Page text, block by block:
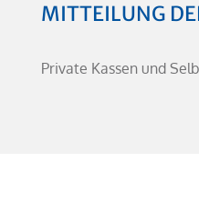
MITTEILUNG
Private Kassen und